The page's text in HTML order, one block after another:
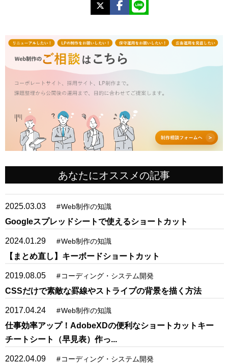
Facebook
あなたにオススメの記事
2025.03.03 #Web制作の知識
Googleスプレッドシートで使えるショートカット
2024.01.29 #Web制作の知識
【まとめ直し】キーボードショートカット
2019.08.05 #コーディング・システム開発
CSSだけで素敵な罫線やストライプの背景を描く方法
2017.04.24 #Web制作の知識
仕事効率アップ！AdobeXDの便利なショートカットキー
チートシート（早見表）作っ...
2022.04.09 #コーディング・システム開発